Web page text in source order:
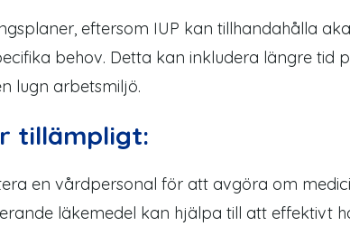
eftersom IUP kan tillhandahålla
behov. Detta kan inkludera längre tid
lugn arbetsmiljö.
tillämpligt:
en vårdpersonal för att avgöra om
läkemedel kan hjälpa till att effektivt